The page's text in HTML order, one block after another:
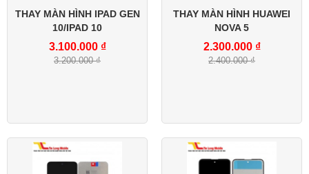
THAY MÀN HÌNH IPAD GEN
10/IPAD 10
3.100.000 ₫
3.200.000 ₫
THAY MÀN HÌNH HUAWEI
NOVA 5
2.300.000 ₫
2.400.000 ₫